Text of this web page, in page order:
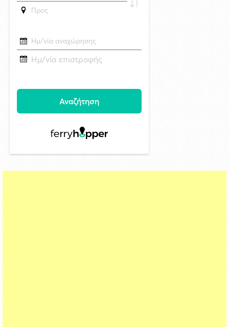
Superbet Κύπελλο Ελλάδας: Την Δευτέρα 24 Αυγούστου ο αγώνας
Ελλάς Σύρου - Μαρκό στην Σύρο